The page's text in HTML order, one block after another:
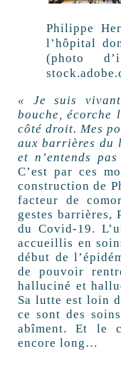
Philippe
l’hôpital
(photo
« Je suis
bouche, écorche
côté droit. Mes
aux barrières du
et n’entends
C’est par ces
construction de
facteur de
gestes barrières,
du Covid-19.
accueillis en
début de
de pouvoir
halluciné et
Sa lutte est loin
ce sont des
abîment. Et le
encore long…